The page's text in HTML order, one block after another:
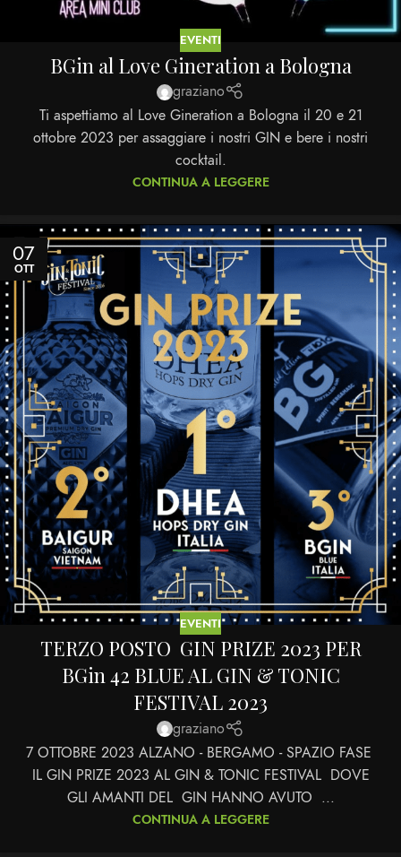
EVENTI
BGin al Love Gineration a Bologna
graziano
Ti aspettiamo al Love Gineration a Bologna il 20 e 21
ottobre 2023 per assaggiare i nostri GIN e bere i nostri
cocktail.
CONTINUA A LEGGERE
07
OTT
EVENTI
TERZO POSTO GIN PRIZE 2023 PER
BGin 42 BLUE AL GIN & TONIC
FESTIVAL 2023
graziano
7 OTTOBRE 2023 ALZANO - BERGAMO - SPAZIO FASE
IL GIN PRIZE 2023 AL GIN & TONIC FESTIVAL DOVE
GLI AMANTI DEL GIN HANNO AVUTO ...
CONTINUA A LEGGERE